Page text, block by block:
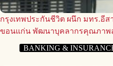
กรุงเทพประกันชีวิต ผนึก มทร.อีส
ขอนแก่น พัฒนาบุคลากรคุณภาพ
BANKING &